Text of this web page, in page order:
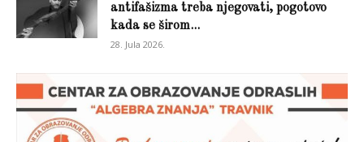
antifašizma treba njegovati, pogotovo
kada se širom...
28. Jula 2026.